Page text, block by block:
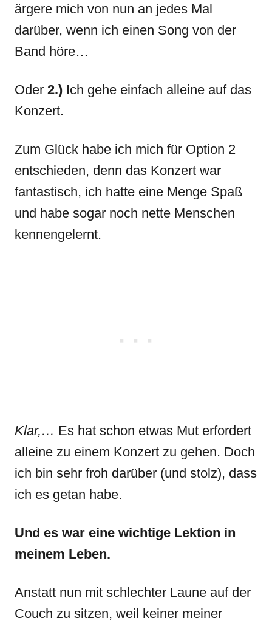
ärgere mich von nun an jedes Mal
darüber, wenn ich einen Song von der
Band höre…
Oder 2.) Ich gehe einfach alleine auf das
Konzert.
Zum Glück habe ich mich für Option 2
entschieden, denn das Konzert war
fantastisch, ich hatte eine Menge Spaß
und habe sogar noch nette Menschen
kennengelernt.
Klar,… Es hat schon etwas Mut erfordert
alleine zu einem Konzert zu gehen. Doch
ich bin sehr froh darüber (und stolz), dass
ich es getan habe.
Und es war eine wichtige Lektion in
meinem Leben.
Anstatt nun mit schlechter Laune auf der
Couch zu sitzen, weil keiner meiner